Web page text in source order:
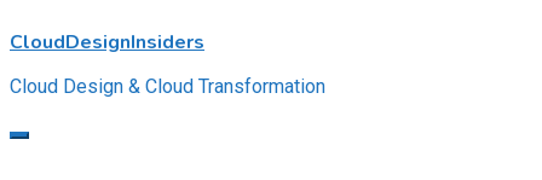
to
CloudDesignInsiders
Cloud Design & Cloud Transformation